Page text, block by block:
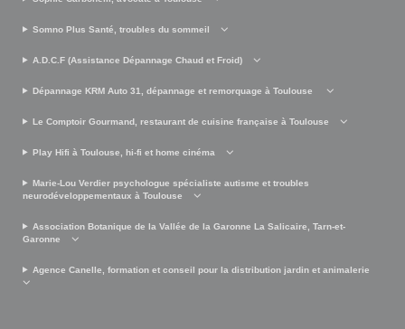
Somno Plus Santé, troubles du sommeil
A.D.C.F (Assistance Dépannage Chaud et Froid)
Dépannage KRM Auto 31, dépannage et remorquage à Toulouse
Le Comptoir Gourmand, restaurant de cuisine française à Toulouse
Play Hifi à Toulouse, hi-fi et home cinéma
Marie-Lou Verdier psychologue spécialiste autisme et troubles
neurodéveloppementaux à Toulouse
Association Botanique de la Vallée de la Garonne La Salicaire, Tarn-et-
Garonne
Agence Canelle, formation et conseil pour la distribution jardin et animalerie